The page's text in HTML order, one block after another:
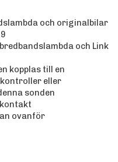
och originalbilar
och Link
kopplas till en
eller
sonden
ovanför